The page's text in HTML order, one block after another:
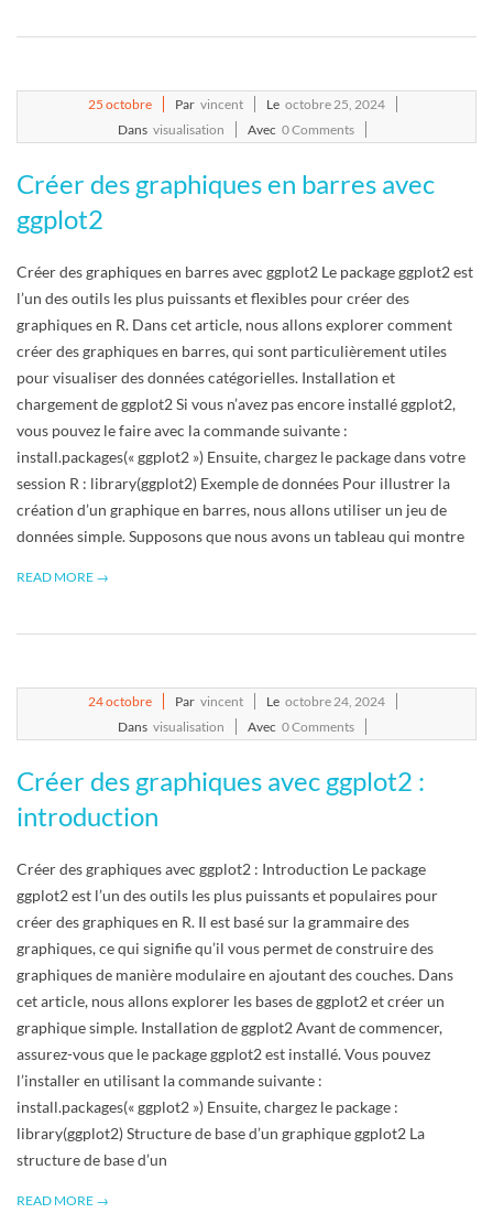
25 octobre Par vincent Le octobre 25, 2024
Dans visualisation Avec 0 Comments
Créer des graphiques en barres avec
ggplot2
Créer des graphiques en barres avec ggplot2 Le package ggplot2 est
l’un des outils les plus puissants et flexibles pour créer des
graphiques en R. Dans cet article, nous allons explorer comment
créer des graphiques en barres, qui sont particulièrement utiles
pour visualiser des données catégorielles. Installation et
chargement de ggplot2 Si vous n’avez pas encore installé ggplot2,
vous pouvez le faire avec la commande suivante :
install.packages(« ggplot2 ») Ensuite, chargez le package dans votre
session R : library(ggplot2) Exemple de données Pour illustrer la
création d’un graphique en barres, nous allons utiliser un jeu de
données simple. Supposons que nous avons un tableau qui montre
READ MORE →
24octobre Par vincent Le octobre 24, 2024
Dans visualisation Avec 0 Comments
Créer des graphiques avec ggplot2 :
introduction
Créer des graphiques avec ggplot2 : Introduction Le package
ggplot2 est l’un des outils les plus puissants et populaires pour
créer des graphiques en R. Il est basé sur la grammaire des
graphiques, ce qui signifie qu’il vous permet de construire des
graphiques de manière modulaire en ajoutant des couches. Dans
cet article, nous allons explorer les bases de ggplot2 et créer un
graphique simple. Installation de ggplot2 Avant de commencer,
assurez-vous que le package ggplot2 est installé. Vous pouvez
l’installer en utilisant la commande suivante :
install.packages(« ggplot2 ») Ensuite, chargez le package :
library(ggplot2) Structure de base d’un graphique ggplot2 La
structure de base d’un
READ MORE →